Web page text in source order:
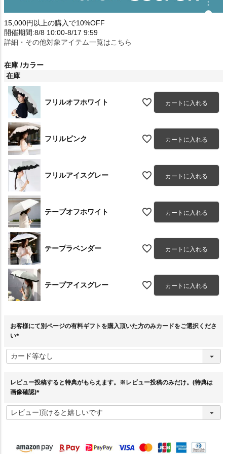
15,000円以上の購入で10%OFF
開催期間:8/8 10:00-8/17 9:59
詳細・その他対象アイテム一覧はこちら
在庫 カラー
在庫
フリルオフホワイト カートに入れる
フリルピンク カートに入れる
フリルアイスグレー カートに入れる
テープオフホワイト カートに入れる
テープラベンダー カートに入れる
テープアイスグレー カートに入れる
お客様にて別ページの有料ギフトを購入頂いた方のみカードをご選択くださ
い
必
須
レビュー投稿すると特典がもらえます。※レビュー投稿のみだけ。(特典は
画像確認)
必
須